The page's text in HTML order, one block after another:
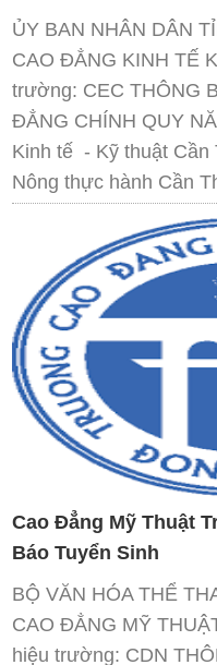
ỦY BAN NHÂN DÂN
CAO ĐẲNG KINH TẾ
trường: CEC THÔNG
ĐẲNG CHÍNH QUY
Kinh tế - Kỹ thuật
Nông thực hành Cần
Cao Đẳng Mỹ Thuật
Báo Tuyển Sinh
BỘ VĂN HÓA THỂ
CAO ĐẲNG MỸ
hiệu trường: CDN